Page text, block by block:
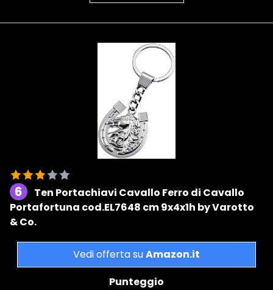
6
Ten Portachiavi Cavallo Ferro di Cavallo
Portafortuna cod.EL7648 cm 9x4x1h by Varotto
& Co.
Vedi offerta suAmazon.it
Punteggio